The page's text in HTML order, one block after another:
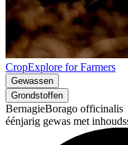
CropExplore for Farmers
Gewassen
Grondstoffen
BernagieBorago officinalis
éénjarig gewas met